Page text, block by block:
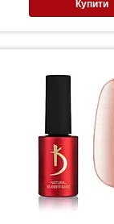
Купити